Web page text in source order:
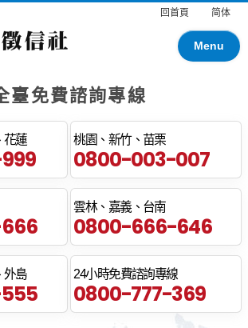
回首頁 简体
Menu
臺免費諮詢專線
花蓮 桃園、新竹、苗栗
0800-003-007
雲林、嘉義、台南
0800-666-646
外島 24小時免費諮詢專線
0800-777-369